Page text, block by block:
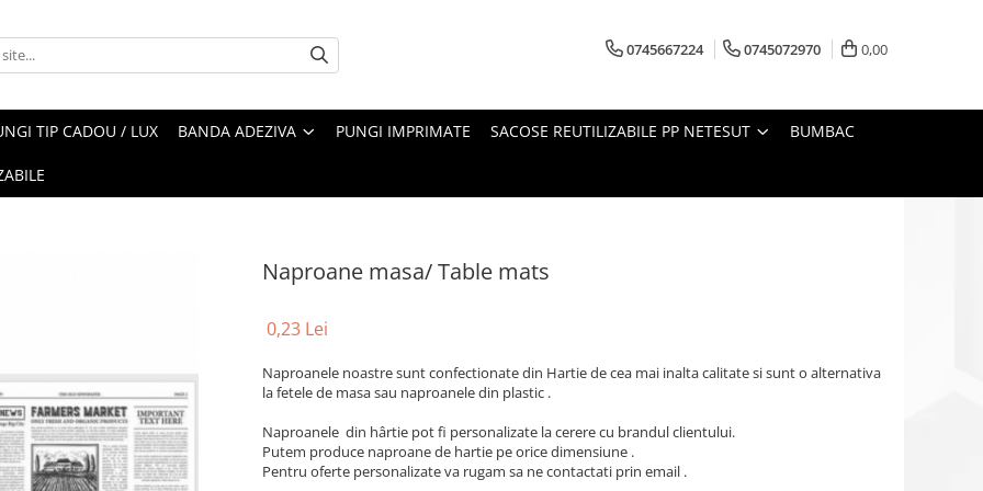
0745667224 0745072970 0,00
TIP CADOU / LUX BANDA ADEZIVA PUNGI IMPRIMATE SACOSE REUTILIZABILE PP NETESUT BUMBAC
Naproane masa/ Table mats
0,23 Lei
Naproanele noastre sunt confectionate din Hartie de cea mai inalta calitate si sunt o alternativa
la fetele de masa sau naproanele din plastic .
Naproanele din hârtie pot fi personalizate la cerere cu brandul clientului.
Putem produce naproane de hartie pe orice dimensiune .
Pentru oferte personalizate va rugam sa ne contactati prin email .